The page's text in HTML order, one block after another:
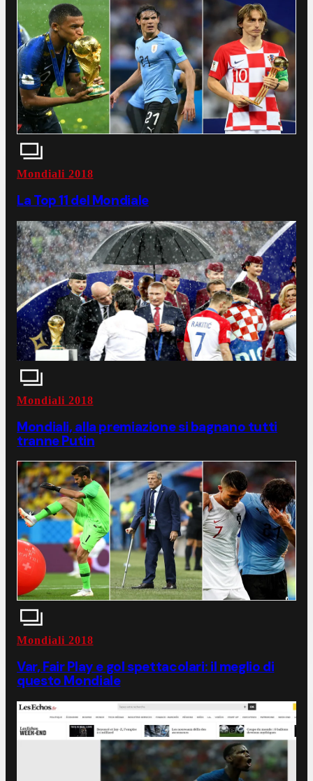
Mondiali 2018
La Top 11 del Mondiale
Mondiali 2018
Mondiali, alla premiazione si bagnano tutti
tranne Putin
Mondiali 2018
Var, Fair Play e gol spettacolari: il meglio di
questo Mondiale